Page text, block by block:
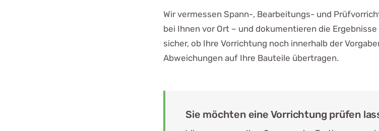
Wir vermessen Spann-, Bearbeitungs- und
bei Ihnen vor Ort – und dokumentieren die
sicher, ob Ihre Vorrichtung noch innerhalb der
Abweichungen auf Ihre Bauteile übertragen.
Sie möchten eine Vorrichtung prüfen